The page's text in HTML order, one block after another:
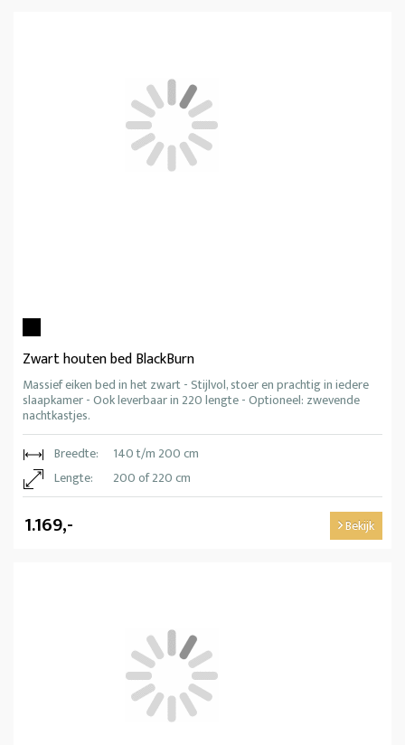
Zwart houten bed BlackBurn
Massief eiken bed in het zwart - Stijlvol, stoer en prachtig in iedere
slaapkamer - Ook leverbaar in 220 lengte - Optioneel: zwevende
nachtkastjes.
Breedte:
140 t/m 200 cm
Lengte:
200 of 220 cm
1.169,- Bekijk